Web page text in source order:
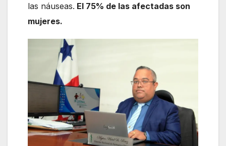
las náuseas. El 75% de las afectadas son
mujeres.